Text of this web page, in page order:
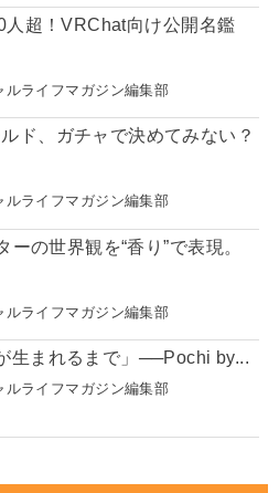
人超！VRChat向け公開名鑑
ルライフマガジン編集部
ド、ガチャで決めてみない？
ルライフマガジン編集部
の世界観を“香り”で表現。
ルライフマガジン編集部
生まれるまで」──Pochi by...
ルライフマガジン編集部